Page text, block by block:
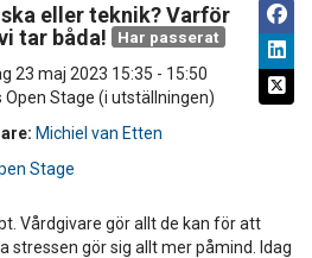
eller teknik? Varför
tar båda!
Har passerat
23 maj 2023 15:35 - 15:50
Open Stage (i utställningen)
Michiel van Etten
Stage
Vårdgivare gör allt de kan för att
stressen gör sig allt mer påmind. Idag